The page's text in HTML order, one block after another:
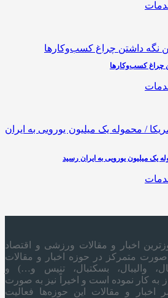
یک میلیون یورویی به ایران رسید
اخبار و مقالات ورزشی و اقتصاد
از سال 1395 به صورت متمرکز در حوزه اخبار و مقالات
والیبال، بسکتبال، تنیس و…) و
به کار نموده است و اخیراً نیز به صورت
اخبار و مقالات این حوزه‌ها فعالیت